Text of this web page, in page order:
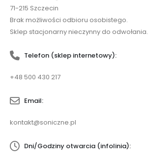
71-215 Szczecin
Brak możliwości odbioru osobistego.
Sklep stacjonarny nieczynny do odwołania.
Telefon (sklep internetowy):
+48 500 430 217
Email:
kontakt@soniczne.pl
Dni/Godziny otwarcia (infolinia):